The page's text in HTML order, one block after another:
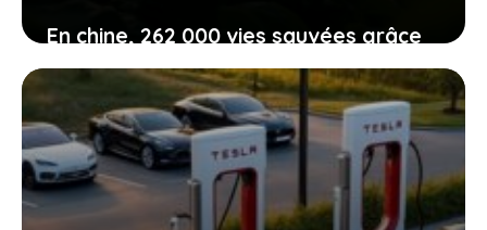
En chine, 262 000 vies sauvées grâce
aux voitures électriques : ce que cela
signifie pour vous
15 juin 2026